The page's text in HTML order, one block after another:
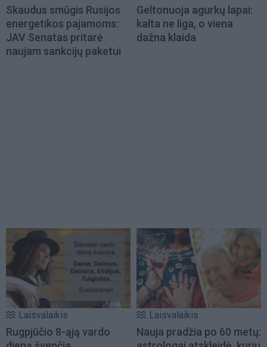
Skaudus smūgis Rusijos
energetikos pajamoms:
JAV Senatas pritarė
naujam sankcijų paketui
Geltonuoja agurkų lapai:
kalta ne liga, o viena
dažna klaida
Laisvalaikis
Rugpjūčio 8-ąją vardo
Laisvalaikis
Nauja pradžia po 60 metų: